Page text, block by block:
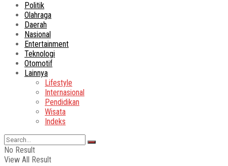
Politik
Olahraga
Daerah
Nasional
Entertainment
Teknologi
Otomotif
Lainnya
Lifestyle
Internasional
Pendidikan
Wisata
Indeks
No Result
View All Result